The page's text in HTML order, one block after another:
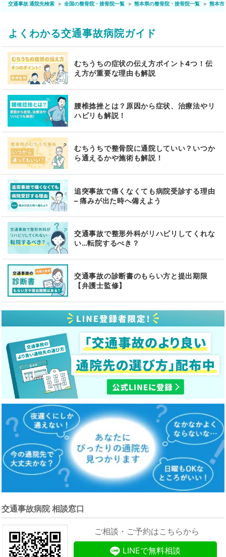
交通事故 通院先検索 全国の整骨院・接骨院一覧 熊本県の整骨院・接骨院一覧 熊本市
よくわかる交通事故病院ガイド
むちうちの症状の伝え方ポイント4つ！伝
え方が重要な理由も解説
腰椎捻挫とは？原因から症状、治療法やリ
ハビリも解説！
むちうちで整骨院に通院していい？いつか
ら通えるかや施術も解説！
追突事故で痛くなくても病院受診する理由
– 痛みが出た時へ備えよう
交通事故で整形外科がリハビリしてくれな
い…転院するべき？
交通事故の診断書のもらい方と提出期限
【弁護士監修】
交通事故病院 相談窓口
ご相談・ご予約はこちらから
LINEで無料相談